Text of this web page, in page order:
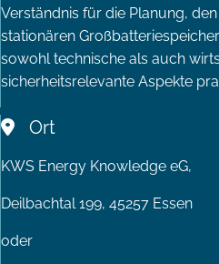
Verständnis für die Planung,
stationären
sowohl technische als auch
sicherheitsrelevante Aspekte
Ort
KWS Energy Knowledge eG,
Deilbachtal 199, 45257 Essen
oder